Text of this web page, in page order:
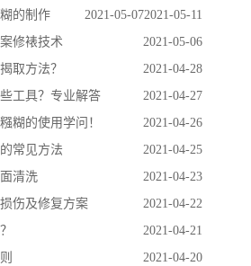
2021-05-11
的制作
2021-05-07
修裱技术
2021-05-06
取方法？
2021-04-28
工具？专业解答
2021-04-27
糊的使用学问！
2021-04-26
常见方法
2021-04-25
清洗
2021-04-23
伤及修复方案
2021-04-22
2021-04-21
2021-04-20